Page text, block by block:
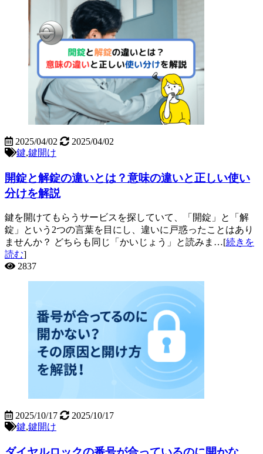
2025/04/02
2025/04/02
鍵,鍵開け
開錠と解錠の違いとは？意味の違いと正しい使い
分けを解説
鍵を開けてもらうサービスを探していて、「開錠」と「解
錠」という2つの言葉を目にし、違いに戸惑ったことはあり
ませんか？ どちらも同じ「かいじょう」と読みま…[続きを
読む]
2837
2025/10/17
2025/10/17
鍵,鍵開け